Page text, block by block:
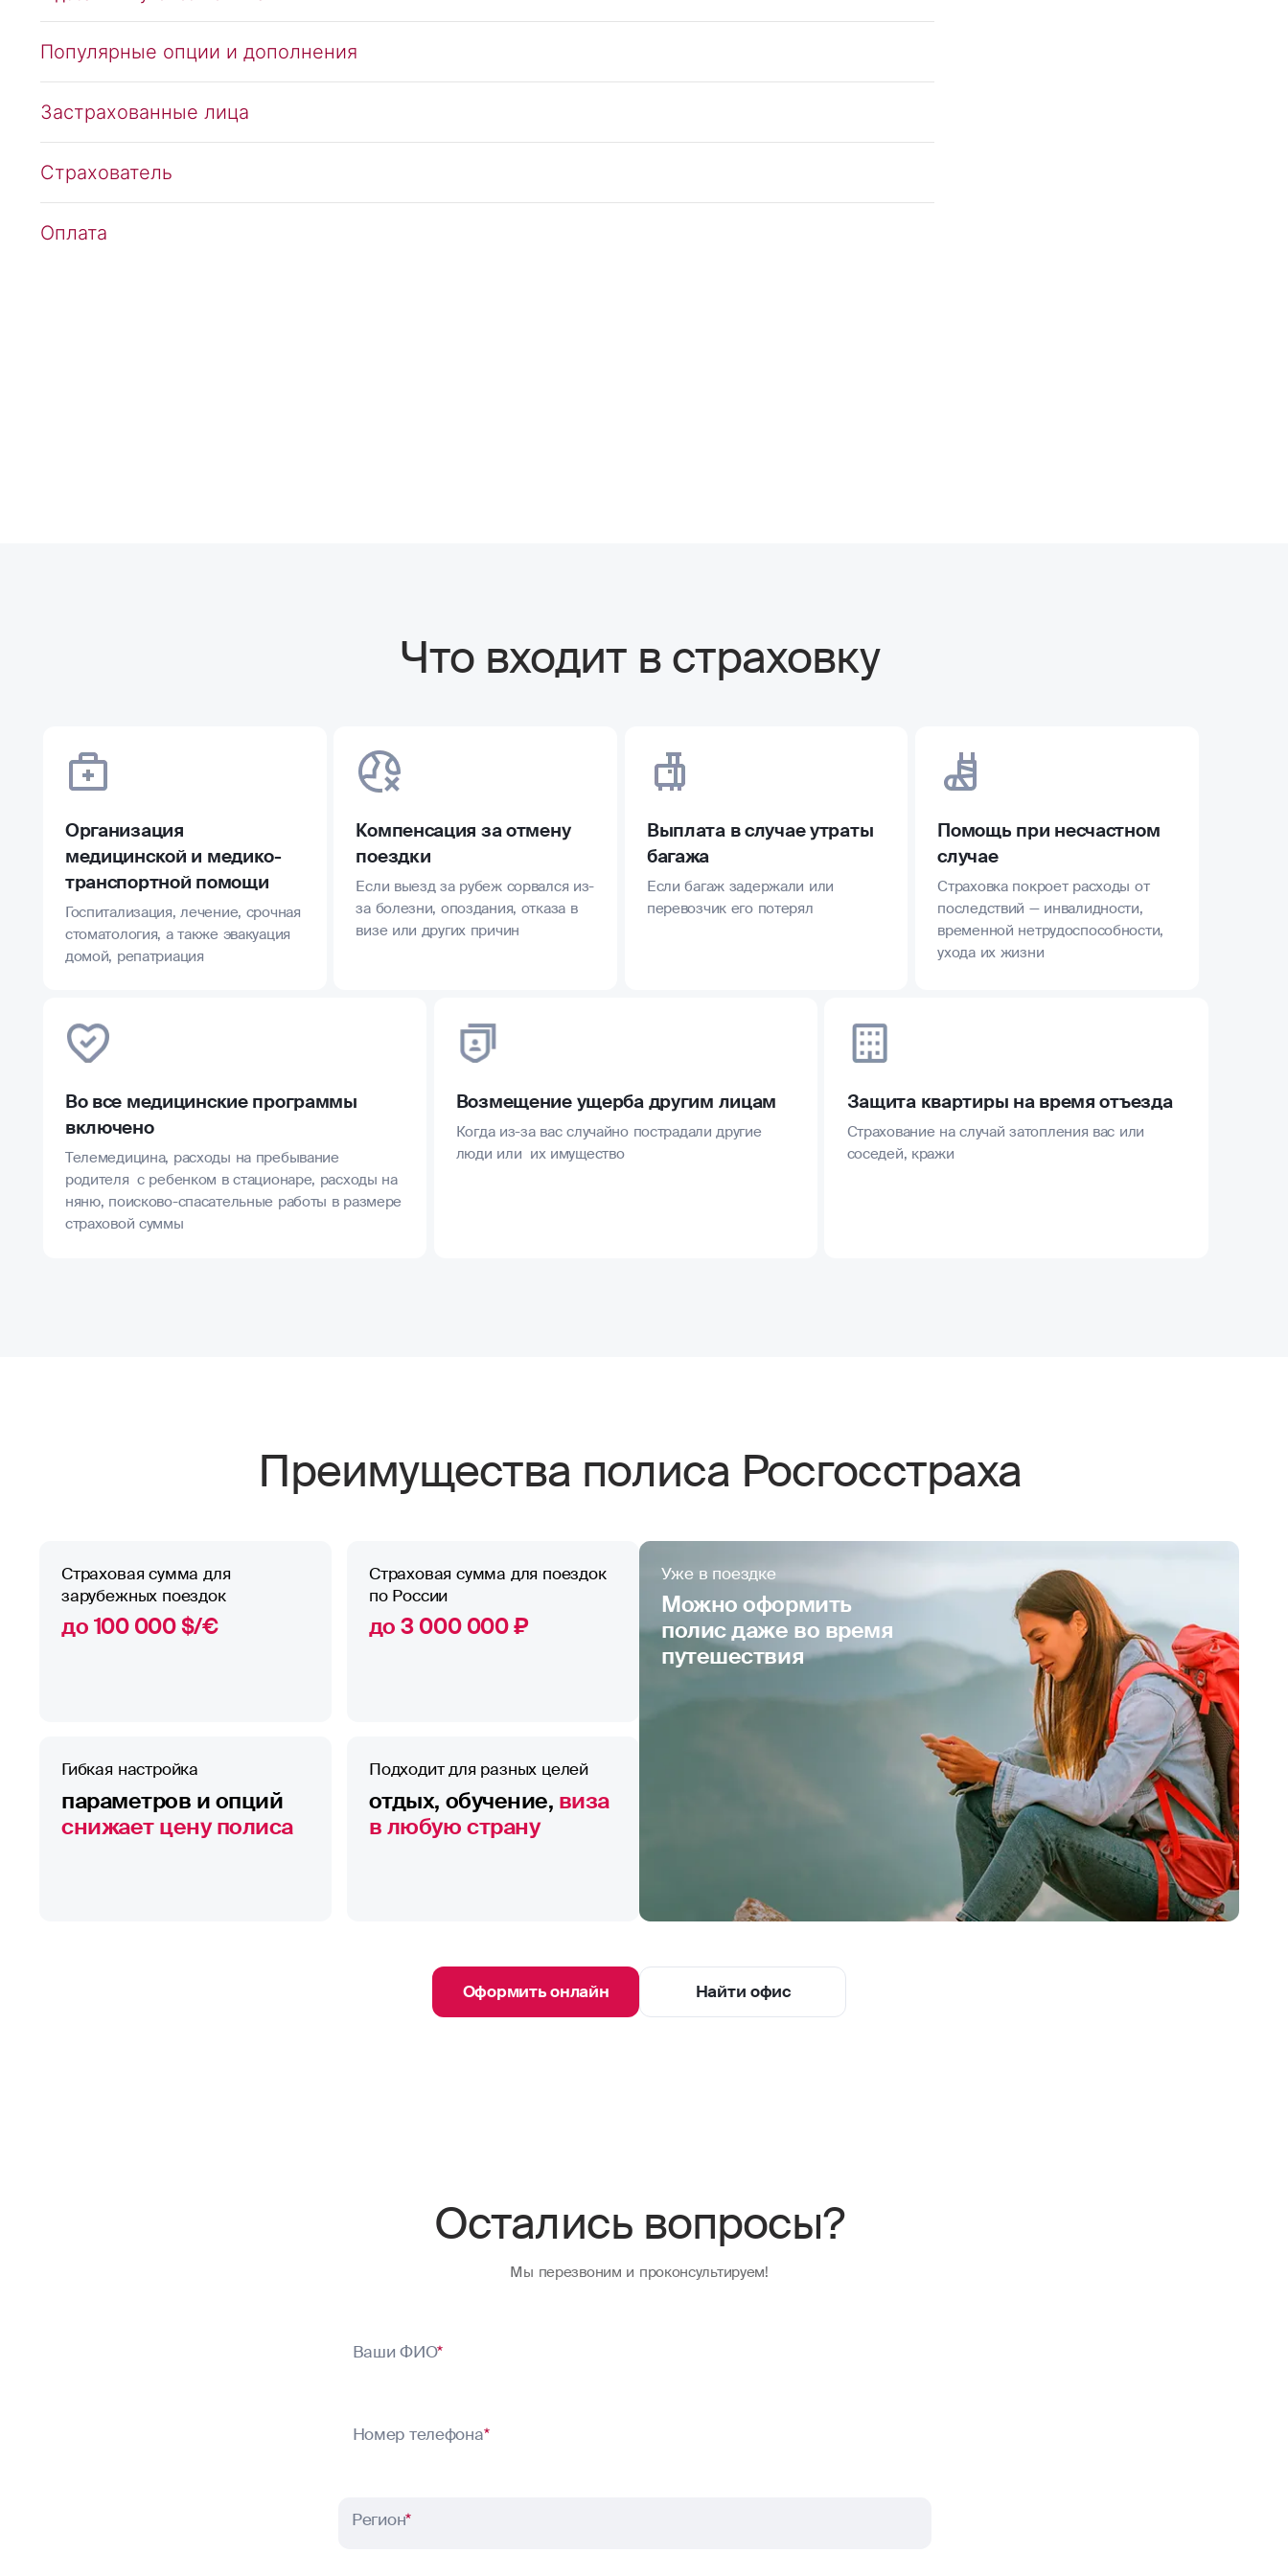
Что входит в страховку
Организация
медицинской и медико-
транспортной помощи
Госпитализация, лечение, срочная
стоматология, а также эвакуация
домой, репатриация
Компенсация за отмену
поездки
Если выезд за рубеж сорвался из-
за болезни, опоздания, отказа в
визе или других причин
Выплата в случае утраты
багажа
Если багаж задержали или
перевозчик его потерял
Помощь при несчастном
случае
Страховка покроет расходы от
последствий — инвалидности,
временной нетрудоспособности,
ухода их жизни
Во все медицинские программы
включено
Телемедицина, расходы на пребывание
родителя с ребенком в стационаре, расходы на
няню, поисково-спасательные работы в размере
страховой суммы
Возмещение ущерба другим лицам
Когда из-за вас случайно пострадали другие
люди или их имущество
Защита квартиры на время отъезда
Страхование на случай затопления вас или
соседей, кражи
Преимущества полиса Росгосстраха
Страховая сумма для
зарубежных поездок
до 100 000 $/€
Страховая сумма для поездок
по России
до 3 000 000 ₽
Гибкая настройка
параметров и опций
снижает цену полиса
Подходит для разных целей
отдых, обучение, виза
в любую страну
Уже в поездке
Можно оформить
полис даже во время
путешествия
Оформить онлайн Найти офис
Остались вопросы?
Мы перезвоним и проконсультируем!
Ваши ФИО*
Номер телефона*
Регион*